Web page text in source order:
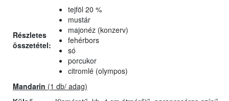
Részletes
összetétel:
tejföl 20 %
mustár
majonéz (konzerv)
fehérbors
só
porcukor
citromlé (olympos)
Mandarin (1 db/ adag)